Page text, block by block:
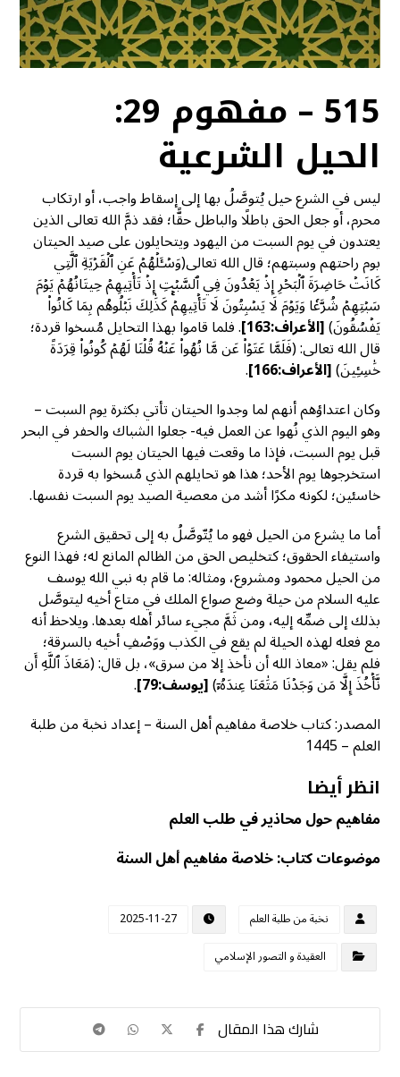
515 – مفهوم 29:
الحيل الشرعية
ليس في الشرع حيل يُتوصَّلُ بها إلى إسقاط واجب، أو ارتكاب
محرم، أو جعل الحق باطلًا والباطل حقًّا؛ فقد ذمَّ الله تعالى الذين
يعتدون في يوم السبت من اليهود ويتحايلون على صيد الحيتان
بوم راحتهم وسبتهم؛ قال الله تعالى(وَسۡـَٔلۡهُمۡ عَنِ ٱلۡقَرۡيَةِ ٱلَّتِي
كَانَتۡ حَاضِرَةَ ٱلۡبَحۡرِ إِذۡ يَعۡدُونَ فِي ٱلسَّبۡتِ إِذۡ تَأۡتِيهِمۡ حِيتَانُهُمۡ يَوۡمَ
سَبۡتِهِمۡ شُرَّعٗا وَيَوۡمَ لَا يَسۡبِتُونَ لَا تَأۡتِيهِمۡۚ كَذَٰلِكَ نَبۡلُوهُم بِمَا كَانُواْ
يَفۡسُقُونَ)[الأعراف:163] . فلما قاموا بهذا التحايل مُسخوا قردة؛
قال الله تعالى: (فَلَمَّا عَتَوۡاْ عَن مَّا نُهُواْ عَنۡهُ قُلۡنَا لَهُمۡ كُونُواْ قِرَدَةً
خَٰسِـِٔينَ)[الأعراف:166]
.
وكان اعتداؤهم أنهم لما وجدوا الحيتان تأتي بكثرة يوم السبت –
وهو اليوم الذي نُهوا عن العمل فيه- جعلوا الشباك والحفر في البحر
قبل يوم السبت، فإذا ما وقعت فيها الحيتان يوم السبت
استخرجوها يوم الأحد؛ هذا هو تحايلهم الذي مُسخوا به قردة
خاسئين؛ لكونه مكرًا أشد من معصية الصيد يوم السبت نفسها.
أما ما يشرع من الحيل فهو ما يُتّوصَّلُ به إلى تحقيق الشرع
واستيفاء الحقوق؛ كتخليص الحق من الظالم المانع له؛ فهذا النوع
من الحيل محمود ومشروع، ومثاله: ما قام به نبي الله يوسف
عليه السلام من حيلة وضع صواع الملك في متاع أخيه ليتوصَّل
بذلك إلى ضمِّه إليه، ومن ثَمَّ مجيء سائر أهله بعدها. ويلاحظ أنه
مع فعله لهذه الحيلة لم يقع في الكذب ووَصْفِ أخيه بالسرقة؛
فلم يقل: «معاذ الله أن نأخذ إلا من سرق»، بل قال: (مَعَاذَ ٱللَّهِ أَن
نَّأۡخُذَ إِلَّا مَن وَجَدۡنَا مَتَٰعَنَا عِندَهُۥٓ)[يوسف:79]
.
المصدر: كتاب خلاصة مفاهيم أهل السنة – إعداد نخبة من طلبة
العلم – 1445
انظر أيضا
مفاهيم حول محاذير في طلب العلم
موضوعات كتاب: خلاصة مفاهيم أهل السنة
نخبة من طلبة العلم
2025-11-27
العقيدة و التصور الإسلامي